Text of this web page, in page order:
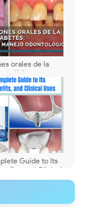
orales de la
clínicos y
Guide to Its
and Clinical